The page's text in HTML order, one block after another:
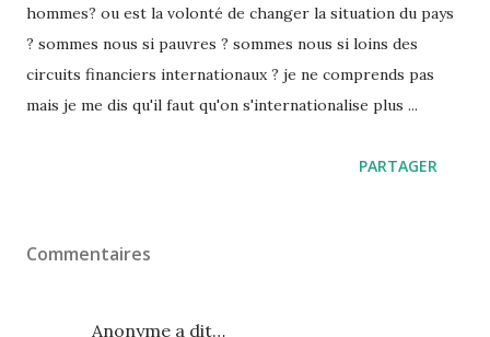
hommes? ou est la volonté de changer la situation du pays
? sommes nous si pauvres ? sommes nous si loins des
circuits financiers internationaux ? je ne comprends pas
mais je me dis qu'il faut qu'on s'internationalise plus ...
PARTAGER
Commentaires
Anonyme a dit…